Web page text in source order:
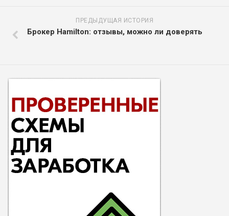
ПРЕДЫДУЩАЯ ИСТОРИЯ
Брокер Hamilton: отзывы, можно ли доверять